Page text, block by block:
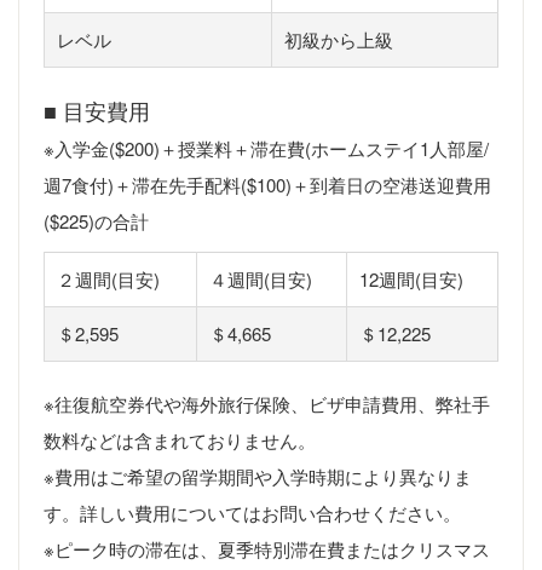
レベル 初級から上級
■ 目安費用
※入学金($200)＋授業料＋滞在費(ホームステイ1人部屋/
週7食付)＋滞在先手配料($100)＋到着日の空港送迎費用
($225)の合計
２週間(目安) ４週間(目安) 12週間(目安)
＄2,595 ＄4,665 ＄12,225
※往復航空券代や海外旅行保険、ビザ申請費用、弊社手
数料などは含まれておりません。
※費用はご希望の留学期間や入学時期により異なりま
す。詳しい費用についてはお問い合わせください。
※ピーク時の滞在は、夏季特別滞在費またはクリスマス